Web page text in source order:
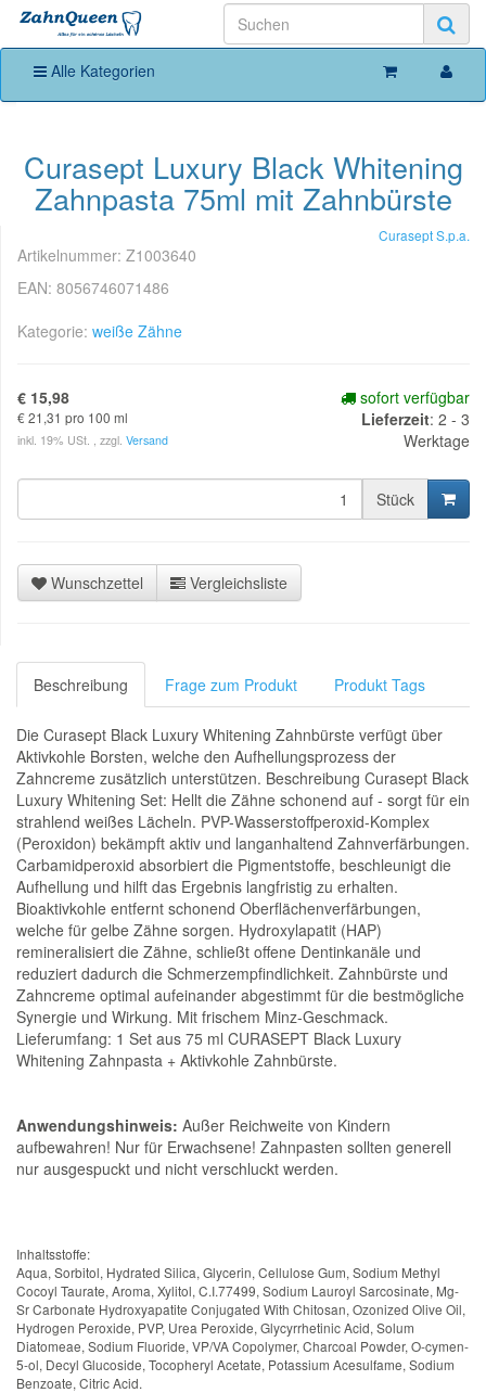
Alle Kategorien
Curasept Luxury Black Whitening
Zahnpasta 75ml mit Zahnbürste
Curasept S.p.a.
Artikelnummer: Z1003640
EAN: 8056746071486
Kategorie: weiße Zähne
€ 15,98
€ 21,31 pro 100 ml
inkl. 19% USt. , zzgl. Versand
sofort verfügbar
Lieferzeit: 2 - 3
Werktage
Stück
Wunschzettel Vergleichsliste
Beschreibung Frage zum Produkt Produkt Tags
Die Curasept Black Luxury Whitening Zahnbürste verfügt über
Aktivkohle Borsten, welche den Aufhellungsprozess der
Zahncreme zusätzlich unterstützen. Beschreibung Curasept Black
Luxury Whitening Set: Hellt die Zähne schonend auf - sorgt für ein
strahlend weißes Lächeln. PVP-Wasserstoffperoxid-Komplex
(Peroxidon) bekämpft aktiv und langanhaltend Zahnverfärbungen.
Carbamidperoxid absorbiert die Pigmentstoffe, beschleunigt die
Aufhellung und hilft das Ergebnis langfristig zu erhalten.
Bioaktivkohle entfernt schonend Oberflächenverfärbungen,
welche für gelbe Zähne sorgen. Hydroxylapatit (HAP)
remineralisiert die Zähne, schließt offene Dentinkanäle und
reduziert dadurch die Schmerzempfindlichkeit. Zahnbürste und
Zahncreme optimal aufeinander abgestimmt für die bestmögliche
Synergie und Wirkung. Mit frischem Minz-Geschmack.
Lieferumfang: 1 Set aus 75 ml CURASEPT Black Luxury
Whitening Zahnpasta + Aktivkohle Zahnbürste.
Anwendungshinweis: Außer Reichweite von Kindern
aufbewahren! Nur für Erwachsene! Zahnpasten sollten generell
nur ausgespuckt und nicht verschluckt werden.
Inhaltsstoffe:
Aqua, Sorbitol, Hydrated Silica, Glycerin, Cellulose Gum, Sodium Methyl
Cocoyl Taurate, Aroma, Xylitol, C.I.77499, Sodium Lauroyl Sarcosinate, Mg-
Sr Carbonate Hydroxyapatite Conjugated With Chitosan, Ozonized Olive Oil,
Hydrogen Peroxide, PVP, Urea Peroxide, Glycyrrhetinic Acid, Solum
Diatomeae, Sodium Fluoride, VP/VA Copolymer, Charcoal Powder, O-cymen-
5-ol, Decyl Glucoside, Tocopheryl Acetate, Potassium Acesulfame, Sodium
Benzoate, Citric Acid.